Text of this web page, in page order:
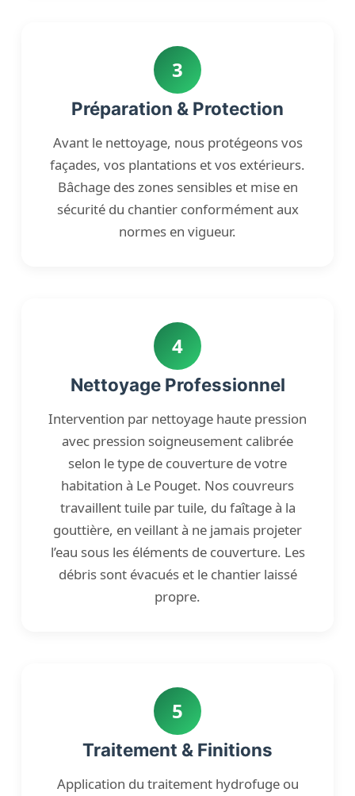
3
Préparation & Protection
Avant le nettoyage, nous protégeons vos
façades, vos plantations et vos extérieurs.
Bâchage des zones sensibles et mise en
sécurité du chantier conformément aux
normes en vigueur.
4
Nettoyage Professionnel
Intervention par nettoyage haute pression
avec pression soigneusement calibrée
selon le type de couverture de votre
habitation à Le Pouget. Nos couvreurs
travaillent tuile par tuile, du faîtage à la
gouttière, en veillant à ne jamais projeter
l’eau sous les éléments de couverture. Les
débris sont évacués et le chantier laissé
propre.
5
Traitement & Finitions
Application du traitement hydrofuge ou